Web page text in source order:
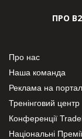
ПРО
Про нас
Наша команда
Реклама на
Тренінговий центр
Конференції
Національні Премії